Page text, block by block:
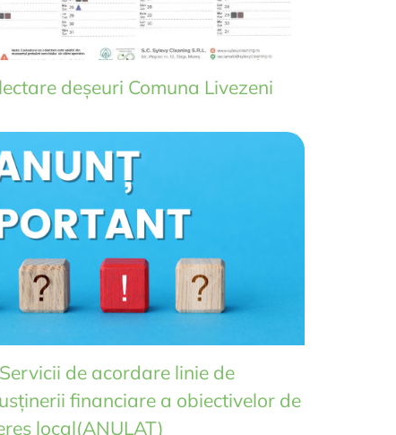
deșeuri Comuna Livezeni
de acordare linie de
financiare a obiectivelor de
local(ANULAT)